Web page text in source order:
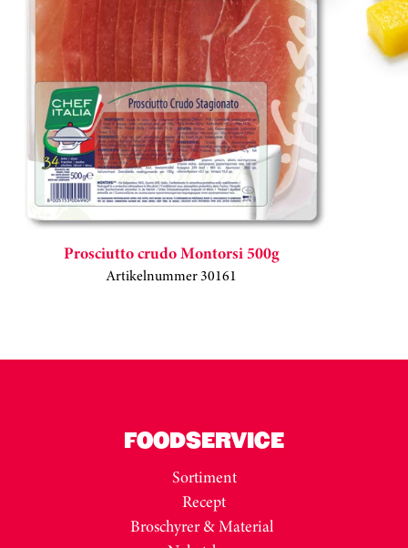
Prosciutto crudo Montorsi 500g
Artikelnummer 30161
FOODSERVICE
Sortiment
Recept
Broschyrer & Material